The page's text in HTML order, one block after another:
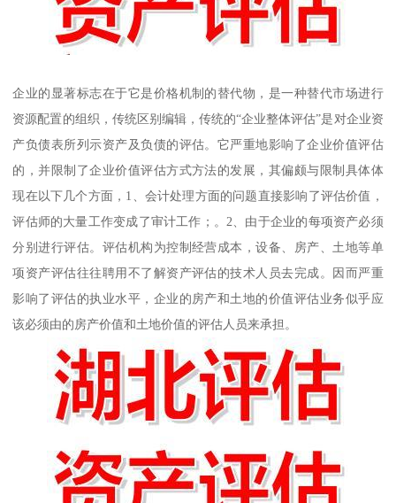
企业的显著标志在于它是价格机制的替代物，是一种替代市场进行
资源配置的组织，传统区别编辑，传统的“企业整体评估”是对企业资
产负债表所列示资产及负债的评估。它严重地影响了企业价值评估
的，并限制了企业价值评估方式方法的发展，其偏颇与限制具体体
现在以下几个方面，1、会计处理方面的问题直接影响了评估价值，
评估师的大量工作变成了审计工作；。2、由于企业的每项资产必须
分别进行评估。评估机构为控制经营成本，设备、房产、土地等单
项资产评估往往聘用不了解资产评估的技术人员去完成。因而严重
影响了评估的执业水平，企业的房产和土地的价值评估业务似乎应
该必须由的房产价值和土地价值的评估人员来承担。